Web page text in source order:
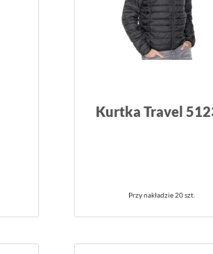
Kurtka Travel
Przy nakładzie 20 szt.